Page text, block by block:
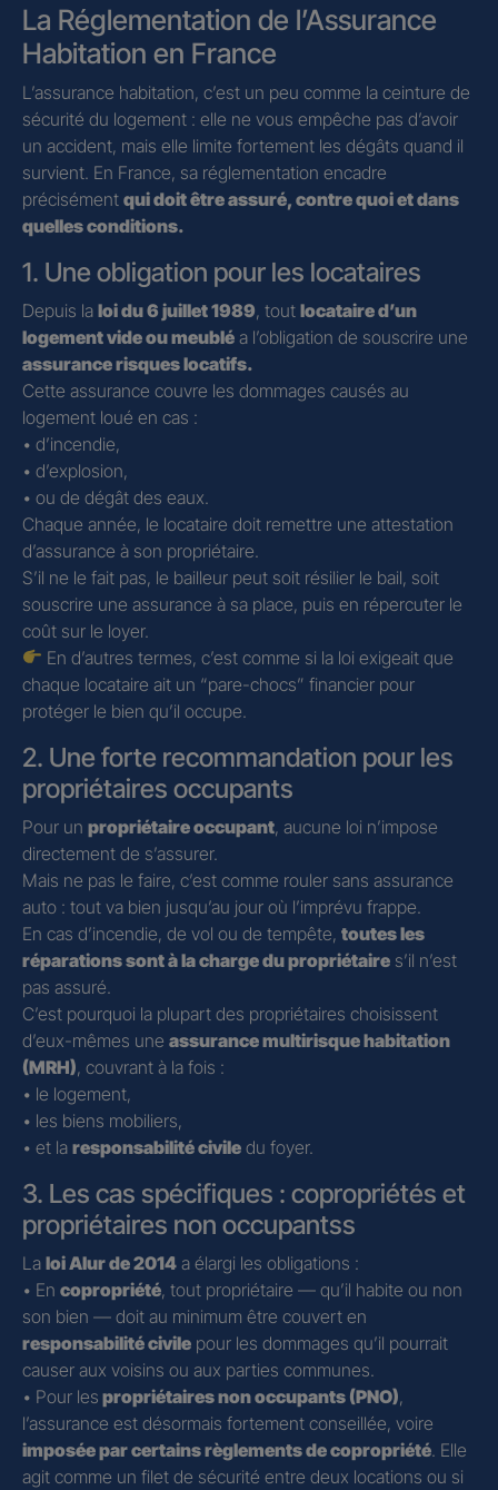
La Réglementation de l’Assurance
Habitation en France
L’assurance habitation, c’est un peu comme la ceinture de
sécurité du logement : elle ne vous empêche pas d’avoir
un accident, mais elle limite fortement les dégâts quand il
survient. En France, sa réglementation encadre
précisément qui doit être assuré, contre quoi et dans
quelles conditions.
1. Une obligation pour les locataires
Depuis la loi du 6 juillet 1989, tout locataire d’un
logement vide ou meublé a l’obligation de souscrire une
assurance risques locatifs.
Cette assurance couvre les dommages causés au
logement loué en cas :
• d’incendie,
• d’explosion,
• ou de dégât des eaux.
Chaque année, le locataire doit remettre une attestation
d’assurance à son propriétaire.
S’il ne le fait pas, le bailleur peut soit résilier le bail, soit
souscrire une assurance à sa place, puis en répercuter le
coût sur le loyer.
En d’autres termes, c’est comme si la loi exigeait que
chaque locataire ait un “pare-chocs” financier pour
protéger le bien qu’il occupe.
2. Une forte recommandation pour les
propriétaires occupants
Pour un propriétaire occupant, aucune loi n’impose
directement de s’assurer.
Mais ne pas le faire, c’est comme rouler sans assurance
auto : tout va bien jusqu’au jour où l’imprévu frappe.
En cas d’incendie, de vol ou de tempête, toutes les
réparations sont à la charge du propriétaire s’il n’est
pas assuré.
C’est pourquoi la plupart des propriétaires choisissent
d’eux-mêmes une assurance multirisque habitation
(MRH), couvrant à la fois :
• le logement,
• les biens mobiliers,
• et la responsabilité civile du foyer.
3. Les cas spécifiques : copropriétés et
propriétaires non occupantss
La loi Alur de 2014 a élargi les obligations :
• En copropriété, tout propriétaire — qu’il habite ou non
son bien — doit au minimum être couvert en
responsabilité civile pour les dommages qu’il pourrait
causer aux voisins ou aux parties communes.
• Pour les propriétaires non occupants (PNO),
l’assurance est désormais fortement conseillée, voire
imposée par certains règlements de copropriété. Elle
agit comme un filet de sécurité entre deux locations ou si